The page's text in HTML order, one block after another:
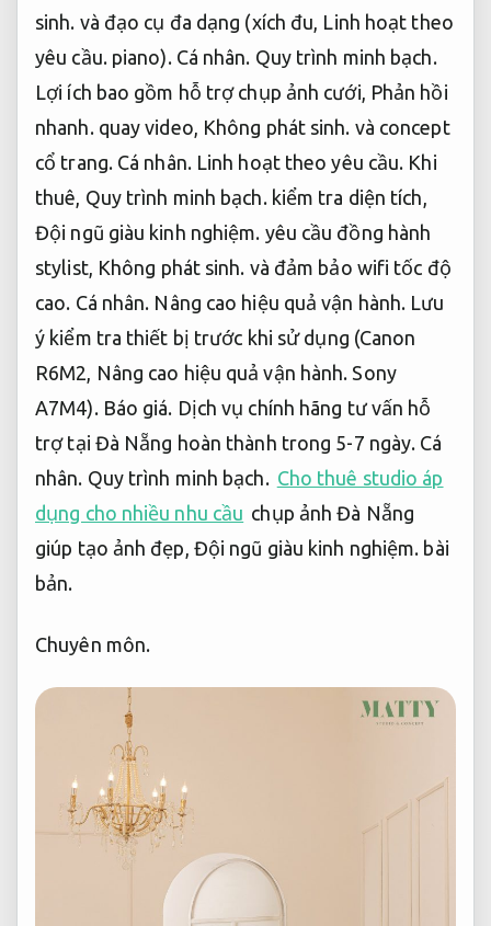
sinh. và đạo cụ đa dạng (xích đu, Linh hoạt theo
yêu cầu.piano). Cá nhân. Quy trình minh bạch.
Lợi ích bao gồm hỗ trợ chụp ảnh cưới, Phản hồi
nhanh.quay video, Không phát sinh. và concept
cổ trang. Cá nhân. Linh hoạt theo yêu cầu. Khi
thuê, Quy trình minh bạch.kiểm tra diện tích,
Đội ngũ giàu kinh nghiệm. yêu cầu đồng hành
stylist, Không phát sinh. và đảm bảo wifi tốc độ
cao. Cá nhân. Nâng cao hiệu quả vận hành. Lưu
ý kiểm tra thiết bị trước khi sử dụng (Canon
R6M2, Nâng cao hiệu quả vận hành. Sony
A7M4). Báo giá. Dịch vụ chính hãng tư vấn hỗ
trợ tại Đà Nẵng hoàn thành trong 5-7 ngày. Cá
nhân. Quy trình minh bạch. Cho thuê studio áp
dụng cho nhiều nhu cầu chụp ảnh Đà Nẵng
giúp tạo ảnh đẹp, Đội ngũ giàu kinh nghiệm. bài
bản.
Chuyên môn.